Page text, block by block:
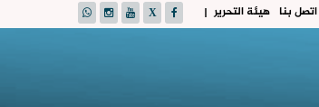
| هيئة التحرير اتصل بنا